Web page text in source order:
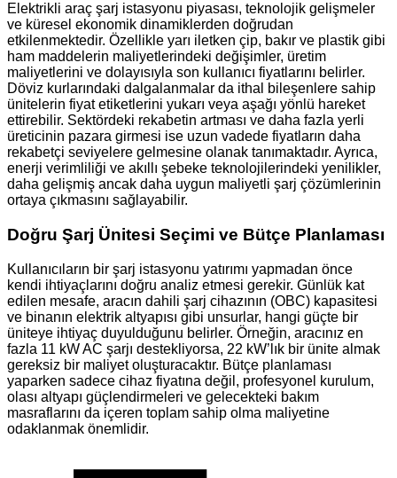
Elektrikli araç şarj istasyonu piyasası, teknolojik gelişmeler
ve küresel ekonomik dinamiklerden doğrudan
etkilenmektedir. Özellikle yarı iletken çip, bakır ve plastik gibi
ham maddelerin maliyetlerindeki değişimler, üretim
maliyetlerini ve dolayısıyla son kullanıcı fiyatlarını belirler.
Döviz kurlarındaki dalgalanmalar da ithal bileşenlere sahip
ünitelerin fiyat etiketlerini yukarı veya aşağı yönlü hareket
ettirebilir. Sektördeki rekabetin artması ve daha fazla yerli
üreticinin pazara girmesi ise uzun vadede fiyatların daha
rekabetçi seviyelere gelmesine olanak tanımaktadır. Ayrıca,
enerji verimliliği ve akıllı şebeke teknolojilerindeki yenilikler,
daha gelişmiş ancak daha uygun maliyetli şarj çözümlerinin
ortaya çıkmasını sağlayabilir.
Doğru Şarj Ünitesi Seçimi ve Bütçe Planlaması
Kullanıcıların bir şarj istasyonu yatırımı yapmadan önce
kendi ihtiyaçlarını doğru analiz etmesi gerekir. Günlük kat
edilen mesafe, aracın dahili şarj cihazının (OBC) kapasitesi
ve binanın elektrik altyapısı gibi unsurlar, hangi güçte bir
üniteye ihtiyaç duyulduğunu belirler. Örneğin, aracınız en
fazla 11 kW AC şarjı destekliyorsa, 22 kW’lık bir ünite almak
gereksiz bir maliyet oluşturacaktır. Bütçe planlaması
yaparken sadece cihaz fiyatına değil, profesyonel kurulum,
olası altyapı güçlendirmeleri ve gelecekteki bakım
masraflarını da içeren toplam sahip olma maliyetine
odaklanmak önemlidir.